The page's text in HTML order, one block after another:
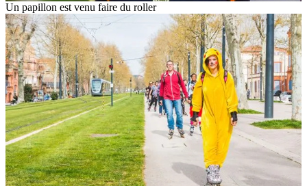
Un papillon est venu faire du roller